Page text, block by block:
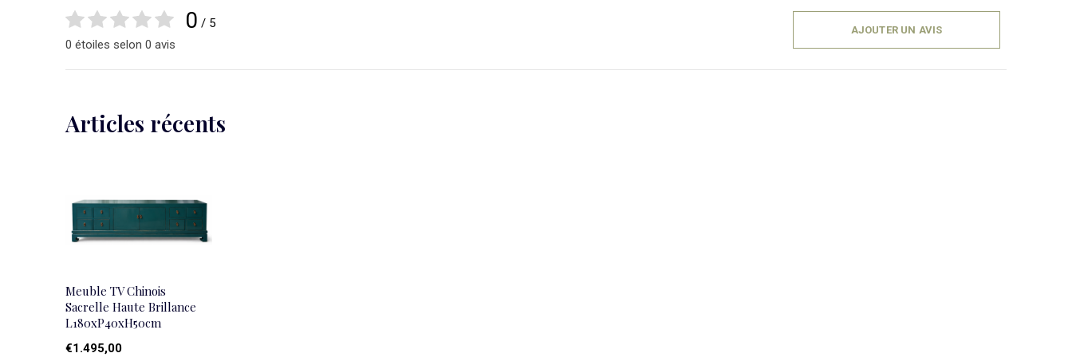
0 / 5
0 étoiles selon 0 avis
AJOUTER UN AVIS
Articles récents
Meuble TV Chinois
Sacrelle Haute Brillance
L180xP40xH50cm
€1.495,00